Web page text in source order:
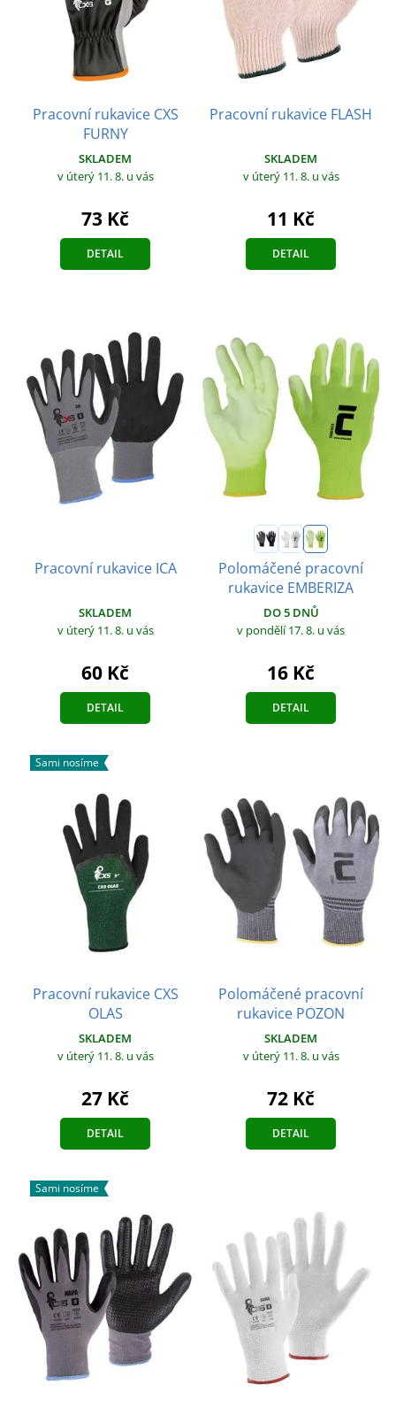
Pracovní rukavice CXS
FURNY
SKLADEM
v úterý 11. 8. u vás
73 Kč
DETAIL
Pracovní rukavice FLASH
SKLADEM
v úterý 11. 8. u vás
11 Kč
DETAIL
Pracovní rukavice ICA
SKLADEM
v úterý 11. 8. u vás
60 Kč
DETAIL
Polomáčené pracovní
rukavice EMBERIZA
DO 5 DNŮ
v pondělí 17. 8. u vás
16 Kč
DETAIL
Sami nosíme
Pracovní rukavice CXS
OLAS
SKLADEM
v úterý 11. 8. u vás
27 Kč
DETAIL
Polomáčené pracovní
rukavice POZON
SKLADEM
v úterý 11. 8. u vás
72 Kč
DETAIL
Sami nosíme